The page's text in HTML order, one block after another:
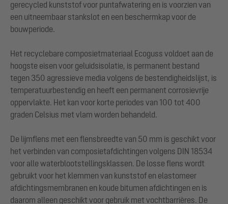
gerecycled kunststof voor puntafwatering en is voorzien van
een uitneembaar stankslot en een beschermkap voor de
bouwperiode.
Het recyclebare composietmateriaal Ecoguss voldoet aan de
hoogste eisen voor geluidsisolatie, is permanent bestand
tegen 350 agressieve media volgens de bestendigheidslijst, is
temperatuurbestendig en heeft een permanent corrosievrije
oppervlakte. Het kan voor korte periodes van 100 tot 400
graden Celsius met vlam worden behandeld.
De lijmflens met een flensbreedte van 50 mm is geschikt voor
het verbinden van composietafdichtingen volgens DIN 18534
voor alle waterblootstellingsklassen. De losse flens wordt
gebruikt voor het klemmen van kunststof en elastomeer
afdichtingsmembranen en koude bitumen afdichtingen en is
daarom alleen geschikt voor gebruik met vochtbarrières. De